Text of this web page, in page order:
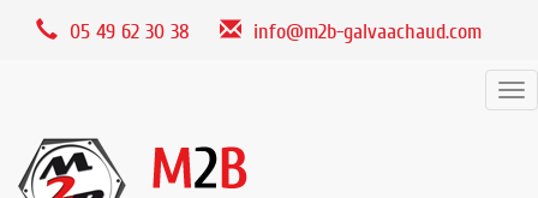
05 49 62 30 38 info@m2b-galvaachaud.com